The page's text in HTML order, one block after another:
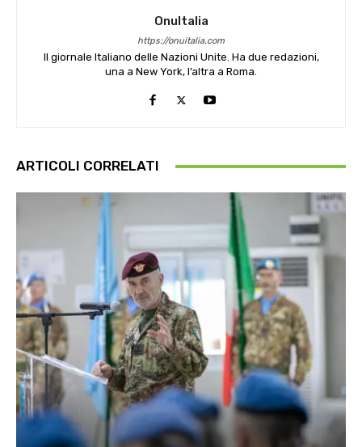
OnuItalia
https://onuitalia.com
Il giornale Italiano delle Nazioni Unite. Ha due redazioni,
una a New York, l’altra a Roma.
ARTICOLI CORRELATI